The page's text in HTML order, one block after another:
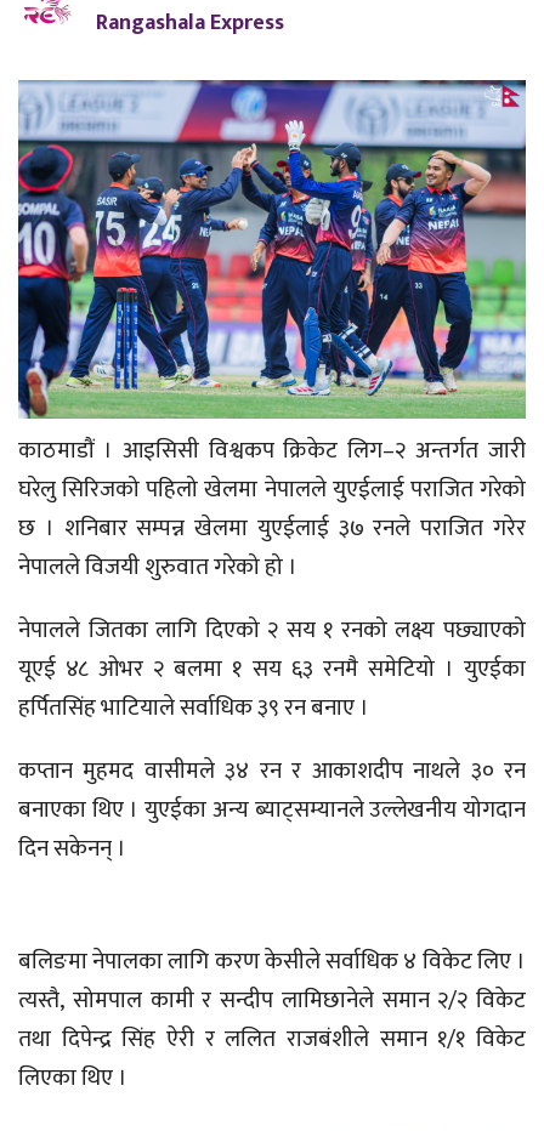
Rangashala Express
काठमाडौं । आइसिसी विश्वकप क्रिकेट लिग–२ अन्तर्गत जारी
घरेलु सिरिजको पहिलो खेलमा नेपालले युएईलाई पराजित गरेको
छ । शनिबार सम्पन्न खेलमा युएईलाई ३७ रनले पराजित गरेर
नेपालले विजयी शुरुवात गरेको हो ।
नेपालले जितका लागि दिएको २ सय १ रनको लक्ष्य पछ्याएको
यूएई ४८ ओभर २ बलमा १ सय ६३ रनमै समेटियो । युएईका
हर्पितसिंह भाटियाले सर्वाधिक ३९ रन बनाए ।
कप्तान मुहमद वासीमले ३४ रन र आकाशदीप नाथले ३० रन
बनाएका थिए । युएईका अन्य ब्याट्सम्यानले उल्लेखनीय योगदान
दिन सकेनन् ।
बलिङमा नेपालका लागि करण केसीले सर्वाधिक ४ विकेट लिए ।
त्यस्तै, सोमपाल कामी र सन्दीप लामिछानेले समान २/२ विकेट
तथा दिपेन्द्र सिंह ऐरी र ललित राजबंशीले समान १/१ विकेट
लिएका थिए ।